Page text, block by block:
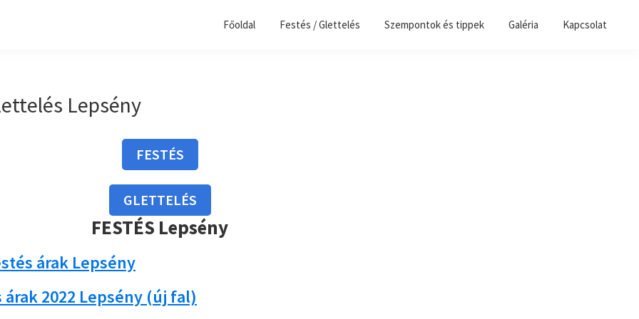
Főoldal Festés / Glettelés Szempontok és tippek Galéria Kapcsolat
Lepsény
FESTÉS
GLETTELÉS
FESTÉS Lepsény
árak Lepsény
2022 Lepsény (új fal)